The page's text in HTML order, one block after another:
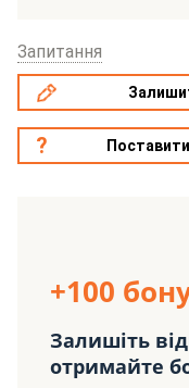
Запитання
+100
Залишіть
отримайте